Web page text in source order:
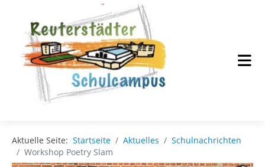
Aktuelle Seite: Startseite Aktuelles
Schulnachrichten
Workshop Poetry Slam